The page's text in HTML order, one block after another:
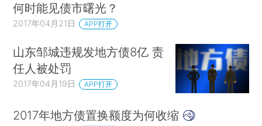
何时能见债市曙光？
2017年04月21日 APP打开
山东邹城违规发地方债8亿 责
任人被处罚
2017年04月19日 APP打开
2017年地方债置换额度为何收缩